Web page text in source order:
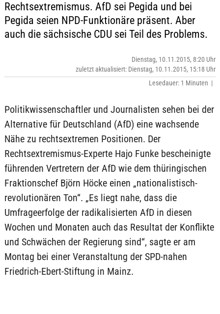
Rechtsextremismus. AfD sei Pegida und bei
Pegida seien NPD-Funktionäre präsent. Aber
auch die sächsische CDU sei Teil des Problems.
Dienstag, 10.11.2015, 8:20 Uhr
zuletzt aktualisiert: Dienstag, 10.11.2015, 15:18 Uhr
Lesedauer: 1 Minuten |
Politikwissenschaftler und Journalisten sehen bei der
Alternative für Deutschland (AfD) eine wachsende
Nähe zu rechtsextremen Positionen. Der
Rechtsextremismus-Experte Hajo Funke bescheinigte
führenden Vertretern der AfD wie dem thüringischen
Fraktionschef Björn Höcke einen „nationalistisch-
revolutionären Ton“. „Es liegt nahe, dass die
Umfrageerfolge der radikalisierten AfD in diesen
Wochen und Monaten auch das Resultat der Konflikte
und Schwächen der Regierung sind“, sagte er am
Montag bei einer Veranstaltung der SPD-nahen
Friedrich-Ebert-Stiftung in Mainz.